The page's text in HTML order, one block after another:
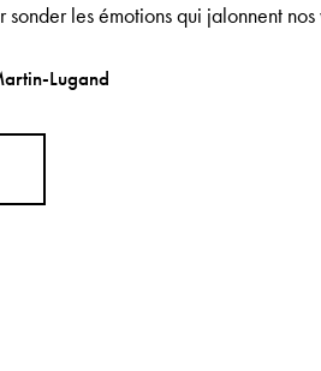
sonder les émotions qui jalonnent
Lugand